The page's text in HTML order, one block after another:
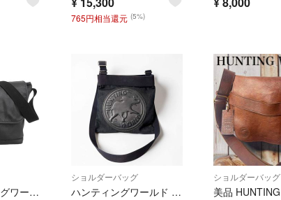
765円相当還元 (5%)
美品 ハンティングワールド HUNTING WORLD レア 本革 オールレザー製 メッセンジャー ショルダー バッグ 鞄 黒 ブラック メンズ
ショルダーバッグ
ハンティングワールド ショルダーバッグ ビッグロゴ デニム ブラック
ショルダーバッグ